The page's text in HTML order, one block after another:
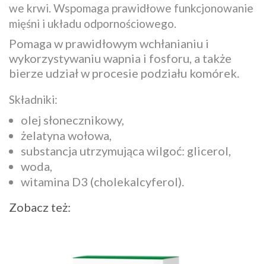
we krwi. Wspomaga prawidłowe funkcjonowanie
mięśni i układu odpornościowego.
Pomaga w prawidłowym wchłanianiu i
wykorzystywaniu wapnia i fosforu, a także
bierze udział w procesie podziału komórek.
Składniki:
olej słonecznikowy,
żelatyna wołowa,
substancja utrzymująca wilgoć: glicerol,
woda,
witamina D3 (cholekalcyferol).
Zobacz też: